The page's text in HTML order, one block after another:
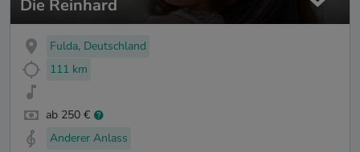
Die Reinhard
Fulda, Deutschland
111 km
ab 250 €
Anderer Anlass